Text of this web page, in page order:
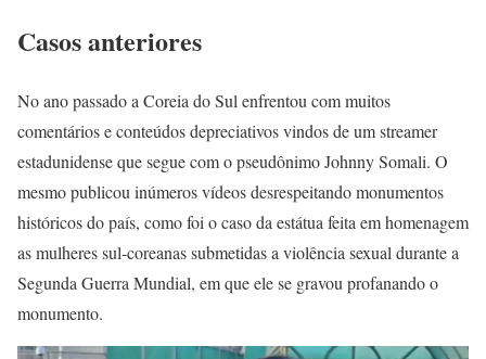
Casos anteriores
No ano passado a Coreia do Sul enfrentou com muitos
comentários e conteúdos depreciativos vindos de um streamer
estadunidense que segue com o pseudônimo Johnny Somali. O
mesmo publicou inúmeros vídeos desrespeitando monumentos
históricos do país, como foi o caso da estátua feita em homenagem
as mulheres sul-coreanas submetidas a violência sexual durante a
Segunda Guerra Mundial, em que ele se gravou profanando o
monumento.